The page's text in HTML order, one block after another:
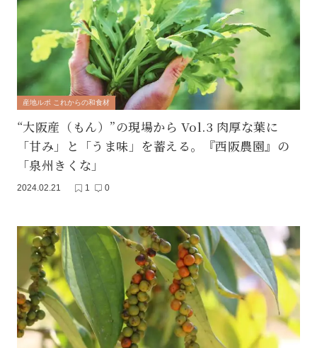
産地ルポ これからの和食材
“大阪産（もん）”の現場から Vol.3 肉厚な葉に
「甘み」と「うま味」を蓄える。『西阪農園』の
「泉州きくな」
2024.02.21 1 0